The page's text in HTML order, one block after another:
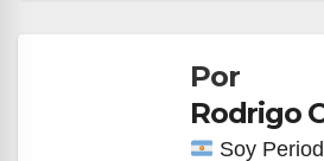
entradasPor
Rodrigo
Soy